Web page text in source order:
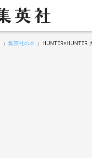
集英社の本 HUNTER×HUNTER